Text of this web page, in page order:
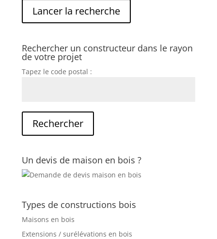
Rechercher un constructeur dans le rayon
de votre projet
Tapez le code postal :
Un devis de maison en bois ?
Types de constructions bois
Maisons en bois
Extensions / surélévations en bois